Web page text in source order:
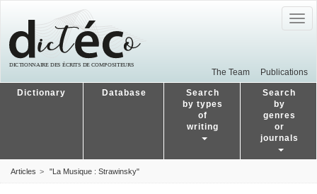
The Team Publications
Dictionary Database
Search
by types
of
writing
Search
by
genres
or
journals
Articles "La Musique : Strawinsky"